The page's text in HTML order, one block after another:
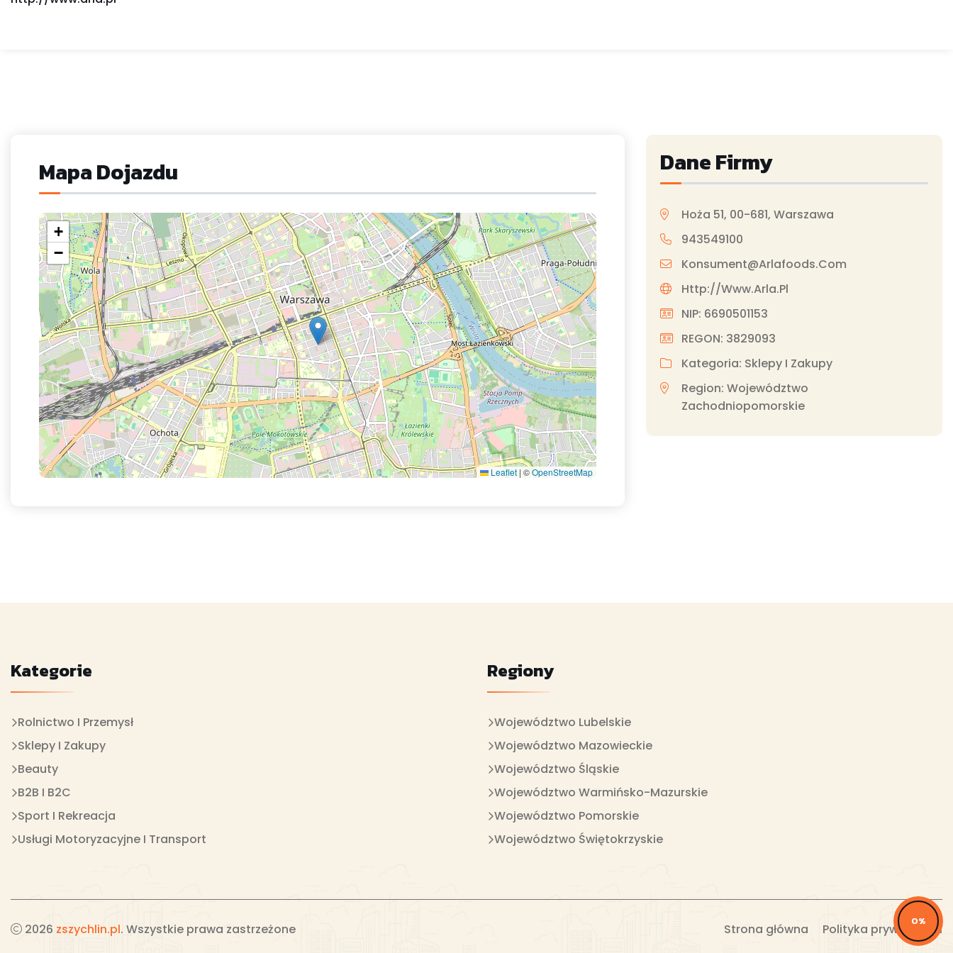
0%
Mapa Dojazdu
+
−
Leaflet | ©OpenStreetMap
Dane Firmy
Hoża 51, 00-681, Warszawa
943549100
Konsument@arlafoods.com
Http://www.arla.pl
NIP: 6690501153
REGON: 3829093
Kategoria: Sklepy I Zakupy
Region: Województwo
Zachodniopomorskie
Kategorie
Rolnictwo I Przemysł
Sklepy I Zakupy
Beauty
B2B I B2C
Sport I Rekreacja
Usługi Motoryzacyjne I Transport
Regiony
Województwo Lubelskie
Województwo Mazowieckie
Województwo Śląskie
Województwo Warmińsko-Mazurskie
Województwo Pomorskie
Województwo Świętokrzyskie
2026 zszychlin.pl. Wszystkie prawa zastrzeżone Strona główna Polityka prywatności